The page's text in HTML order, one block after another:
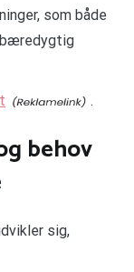
som både
bæredygtig
.
behov
sig,